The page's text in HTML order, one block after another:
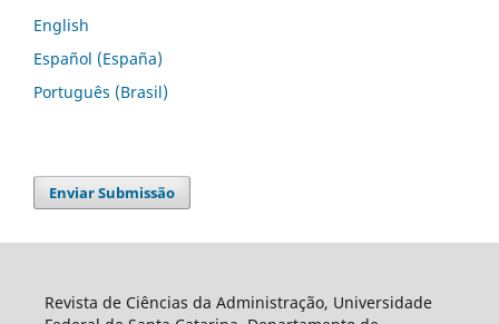
English
Español (España)
Português (Brasil)
Enviar Submissão
Revista de Ciências da Administração, Universidade